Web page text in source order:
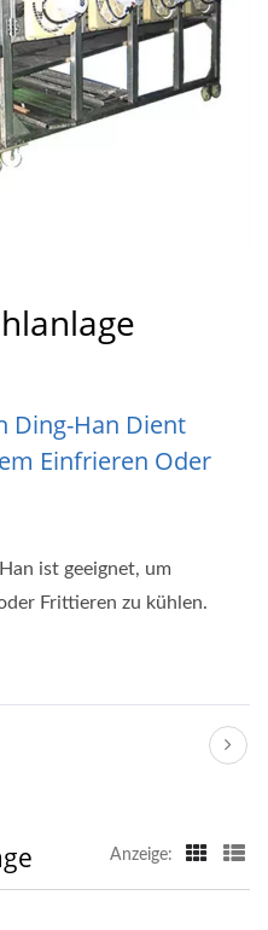
Ding-Han Dient
Einfrieren Oder
ist geeignet, um
Frittieren zu kühlen.
Anzeige: